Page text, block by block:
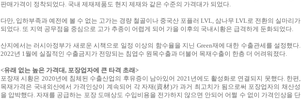
판매가격이 정착되었다. 국내 제재제품도 현지 제재와 같은 수준의 가격대가 되었다.
다만, 입하부족과 예전에 볼 수 없는 고가는 경량 철골이나 중국산 포플러 LVL, 삼나무 LVL로 전환의 실마리가
되었다. 또 지역 공무점을 중심으로 고가 추종이 어렵게 되어 가을 이후의 국내시황은 급격하게 둔화되었다.
산지에서는 러시아정부가 새로운 시책으로 일정 이상의 함수율을 지닌 Green재에 대한 수출관세를 설정했다.
2022년 1월에 실질적인 수출금지가 전망되는 침엽수 원목수출과 더불어 목재수출이 한층 더 어려워졌다.
<유래 없는 높은 가격대, 포장업자에 큰 타격 초래>
포장재 시황은 2020년에 침체된 수출산업의 후유증이 남아있어 2021년에도 활성화로 연결되지 못했다. 한편,
목재가격은 국내외산에서 가격인상이 계속되어 각 자재(資材)가 과거 최고치가 됨으로써 포장업자의 채산성
을 압박했다. 자재를 공급하는 포장 도매상도 수입비용을 전가하지 않으면 안되어 어쩔 수 없이 가격인상을 단